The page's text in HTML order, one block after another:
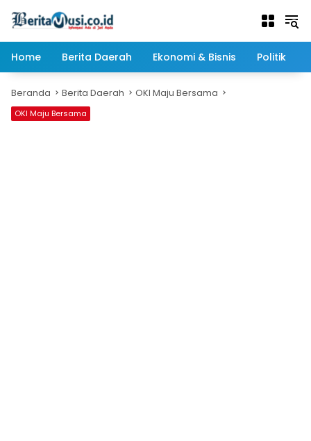
Home
Berita Daerah Ekonomi & Bisnis Politik
Beranda Berita Daerah OKI Maju Bersama
OKI Maju Bersama